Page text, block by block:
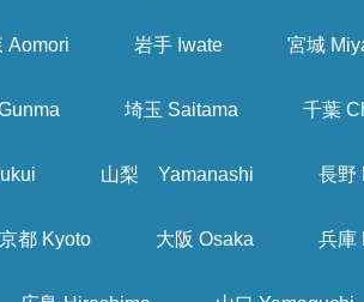
Aomori 岩手 Iwate 宮城
埼玉 Saitama 千葉
山梨 Yamanashi 長野
京都 Kyoto 大阪 Osaka 兵庫